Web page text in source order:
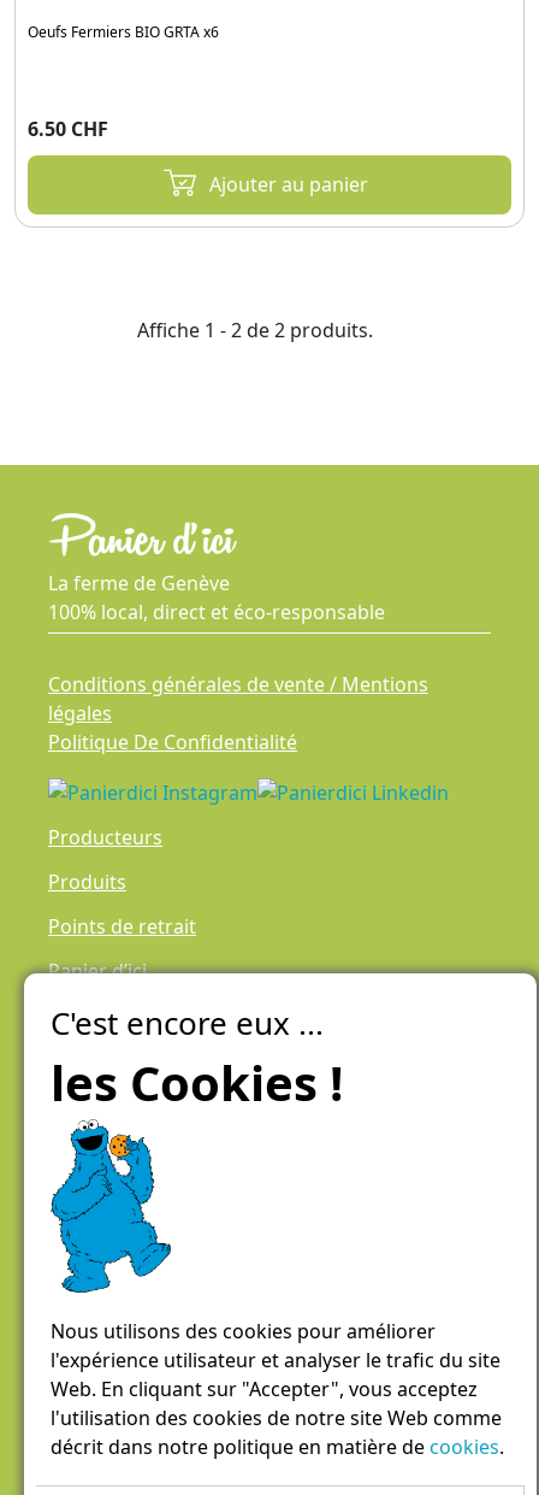
Oeufs Fermiers BIO GRTA x6
6.50 CHF
Ajouter au panier
Affiche 1 - 2 de 2 produits.
La ferme de Genève
100% local, direct et éco-responsable
Conditions générales de vente / Mentions
légales
Politique De Confidentialité
Producteurs
Produits
Points de retrait
Panier d’ici
Laiteries Réunies Genève
Créer mon compte
Chemin des Aulx 6,
1228 Plan-les-Ouates
Case postale 1055
1211 Genève 26
022 884 81 81
C'est encore eux ...
les Cookies !
Nous utilisons des cookies pour améliorer
l'expérience utilisateur et analyser le trafic du site
Web. En cliquant sur "Accepter", vous acceptez
l'utilisation des cookies de notre site Web comme
décrit dans notre politique en matière decookies.